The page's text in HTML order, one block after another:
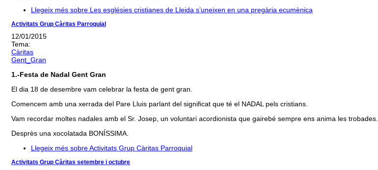
Llegeix més sobre Les esglésies cristianes de Lleida s’uneixen en una pregària ecumènica
Activitats Grup Càritas Parroquial
12/01/2015
Tema:
Càritas
Gent_Gran
1.-Festa de Nadal Gent Gran
El dia 18 de desembre vam celebrar la festa de gent gran.
Comencem amb una xerrada del Pare Lluis parlant del significat que té el NADAL pels cristians.
Vam recordar moltes nadales amb el Sr. Josep, un voluntari acordionista que gairebé sempre ens anima les trobades.
Desprès una xocolatada BONÍSSIMA.
Llegeix més sobre Activitats Grup Càritas Parroquial
Activitats Grup Càritas setembre i octubre